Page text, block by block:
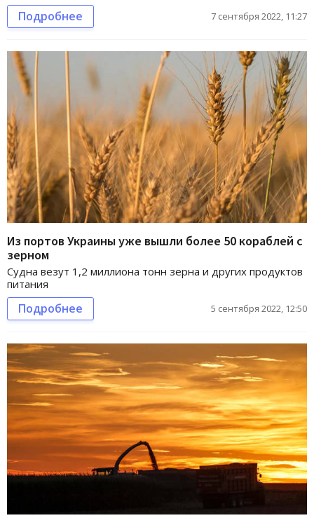
Подробнее 7 сентября 2022, 11:27
Из портов Украины уже вышли более 50 кораблей с
зерном
Судна везут 1,2 миллиона тонн зерна и других продуктов
питания
Подробнее 5 сентября 2022, 12:50